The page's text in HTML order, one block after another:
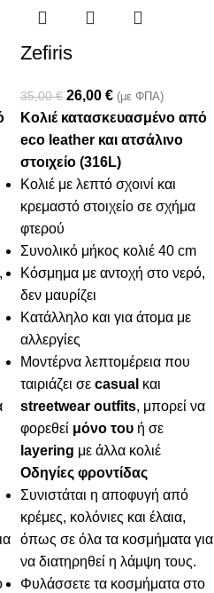
Zefiris
35,00€ 26,00 € (με ΦΠΑ)
Κολιέ κατασκευασμένο από
eco leather και ατσάλινο
στοιχείο (316L)
Κολιέ με λεπτό σχοινί και
κρεμαστό στοιχείο σε σχήμα
φτερού
Συνολικό μήκος κολιέ 40 cm
Κόσμημα με αντοχή στο νερό,
δεν μαυρίζει
Κατάλληλο και για άτομα με
αλλεργίες
Μοντέρνα λεπτομέρεια που
ταιριάζει σε casual και
streetwear outfits, μπορεί να
φορεθεί μόνο του ή σε
layering με άλλα κολιέ
Οδηγίες φροντίδας
Συνιστάται η αποφυγή από
κρέμες, κολόνιες και έλαια,
όπως σε όλα τα κοσμήματα για
να διατηρηθεί η λάμψη τους.
Φυλάσσετε τα κοσμήματα στο